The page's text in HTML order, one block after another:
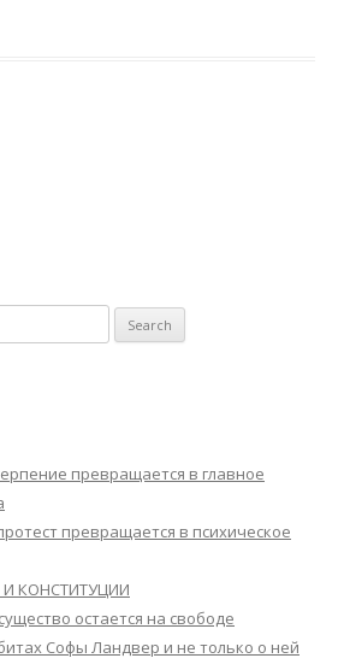
превращается в главное
превращается в психическое
КОНСТИТУЦИИ
остается на свободе
Софы Ландвер и не только о ней